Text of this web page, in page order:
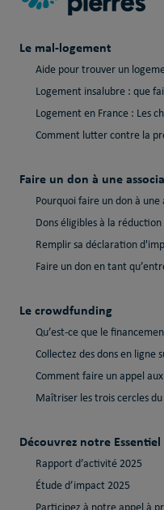
Le mal-logement
Aide pour trouver un
Logement insalubre : que
Logement en France : Les
Comment lutter contre la
Faire un don à une
Pourquoi faire un don à une
Dons éligibles à la
Remplir sa déclaration
Faire un don en tant
Le crowdfunding
Qu’est-ce que le
Collectez des dons en ligne
Comment faire un appel
Maîtriser les trois cercles
Découvrez notre Essentiel
Rapport d’activité 2025
Étude d’impact 2025